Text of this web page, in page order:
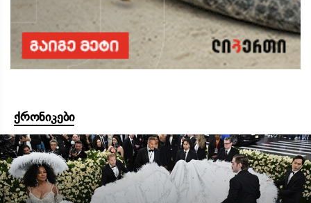
ქრონიკები